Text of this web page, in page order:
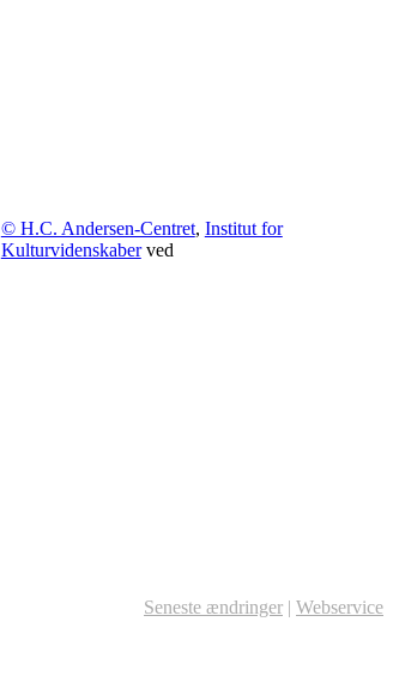
© H.C. Andersen-Centret, Institut for
Kulturvidenskaberved
Seneste ændringer | Webservice